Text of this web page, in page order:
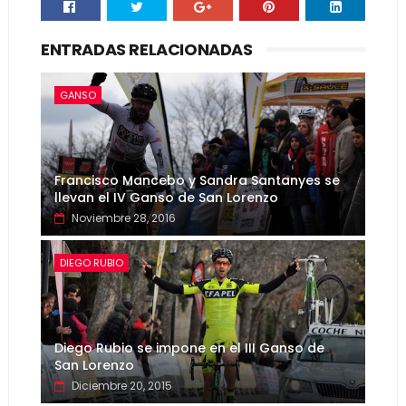
ENTRADAS RELACIONADAS
GANSO
Francisco Mancebo y Sandra Santanyes se
llevan el IV Ganso de San Lorenzo
Noviembre 28, 2016
DIEGO RUBIO
Diego Rubio se impone en el III Ganso de
San Lorenzo
Diciembre 20, 2015